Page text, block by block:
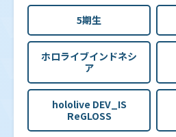
5期生
ホロライブインドネシ
ア
hololive DEV_IS
ReGLOSS